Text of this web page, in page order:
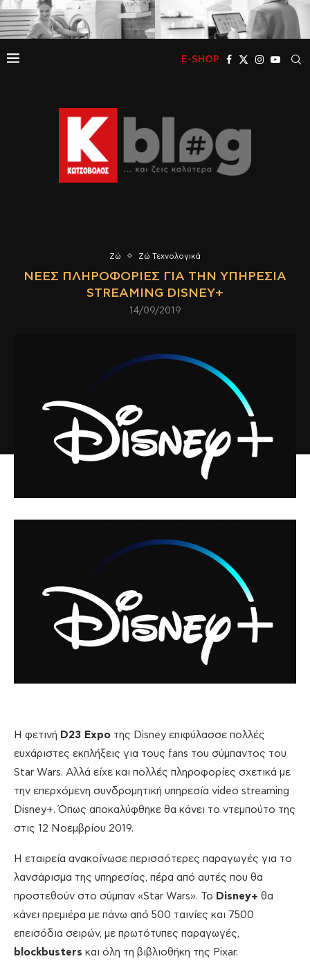
E-SHOP
Ζώ Ζώ Τεχνολογικά
ΝΈΕΣ ΠΛΗΡΟΦΟΡΊΕΣ ΓΙΑ ΤΗΝ ΥΠΗΡΕΣΊΑ
STREAMING DISNEY+
14/09/2019
Η φετινή D23 Expo της Disney επιφύλασσε πολλές
ευχάριστες εκπλήξεις για τους fans του σύμπαντος του
Star Wars. Αλλά είχε και πολλές πληροφορίες σχετικά με
την επερχόμενη συνδρομητική υπηρεσία video streaming
Disney+. Όπως αποκαλύφθηκε θα κάνει το ντεμπούτο της
στις 12 Νοεμβρίου 2019.
Η εταιρεία ανακοίνωσε περισσότερες παραγωγές για το
λανσάρισμα της υπηρεσίας, πέρα από αυτές που θα
προστεθούν στο σύμπαν «Star Wars». Το Disney+ θα
κάνει πρεμιέρα με πάνω από 500 ταινίες και 7500
επεισόδια σειρών, με πρωτότυπες παραγωγές,
blockbusters και όλη τη βιβλιοθήκη της Pixar.